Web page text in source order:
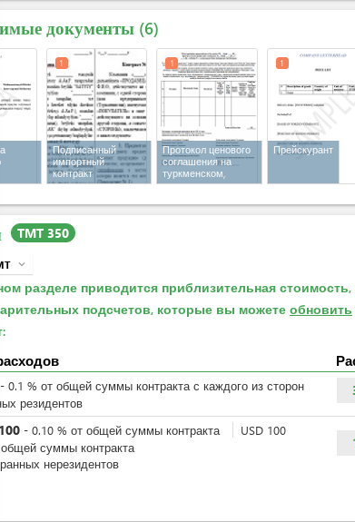
документы 6
лиц
Подписанный
импортный
контракт
1
Протокол ценового
соглашения на
туркменском,
русском,
1
Прейскурант
1
TMT 350
expand_more
разделе приводится приблизительная
подсчетов, которые вы можете обновить
- 0.1 % от общей суммы контракта с каждого из сторон
резидентов
100 - 0.10 % от общей суммы контракта USD 100
суммы контракта
нерезидентов